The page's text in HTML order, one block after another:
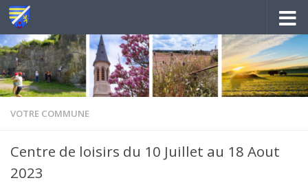
Au dessous du contenu
VOTRE COMMUNE
Centre de loisirs du 10 Juillet au 18 Aout
2023